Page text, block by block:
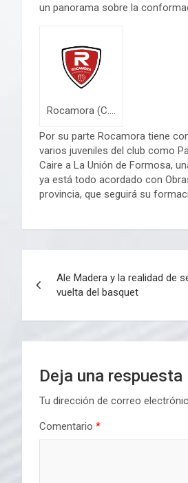
un panorama sobre la
Rocamora (C. del Uruguay)
Por su parte Rocamora tiene
varios juveniles del club como
Caire a La Unión de Formosa,
ya está todo acordado con
provincia, que seguirá su
de
entradas
Ale Madera y la realidad de
vuelta del basquet
Deja una respuesta
Tu dirección de correo
Comentario *